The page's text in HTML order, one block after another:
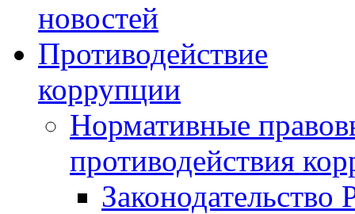
новостей
Противодействие
коррупции
Нормативные
противодействия